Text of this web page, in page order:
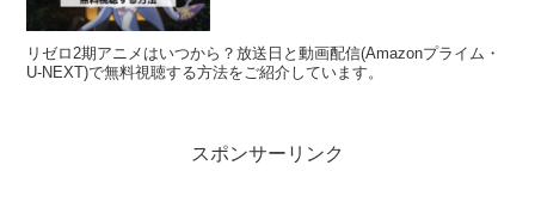
リゼロ2期アニメはいつから？放送日と動画配信(Amazonプライム・
U-NEXT)で無料視聴する方法をご紹介しています。
スポンサーリンク